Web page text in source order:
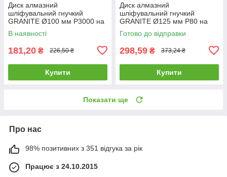
Диск алмазний
шліфувальний гнучкий
GRANITE Ø100 мм P3000 на
липучці 1400 об/хв 9-10-300
В наявності
181,20 ₴ 226,50 ₴
Купити
Диск алмазний
шліфувальний гнучкий
GRANITE Ø125 мм P80 на
липучці 2800 об/хв 9-12-008
Готово до відправки
298,59 ₴ 373,24 ₴
Купити
Показати ще
Про нас
98% позитивних з 351 відгука за рік
Працює з 24.10.2015